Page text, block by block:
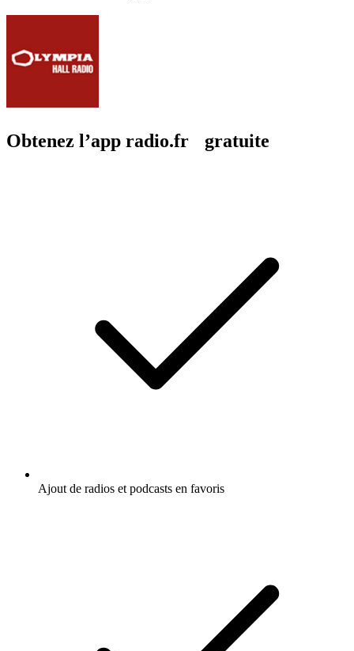
Obtenez l’app radio.fr gratuite
Ajout de radios et podcasts en favoris